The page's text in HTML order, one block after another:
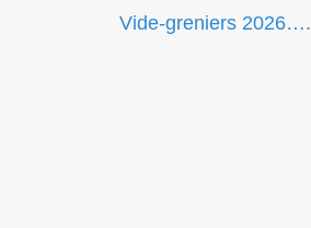
Vide-greniers 2026….